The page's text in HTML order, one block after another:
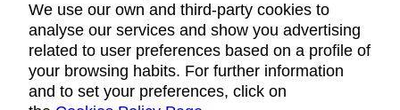
LEGAL NOTICE
PRIVACY POLICY
COOKIES POLICY
We use our own and third-party cookies to
analyse our services and show you advertising
related to user preferences based on a profile of
your browsing habits. For further information
and to set your preferences, click on